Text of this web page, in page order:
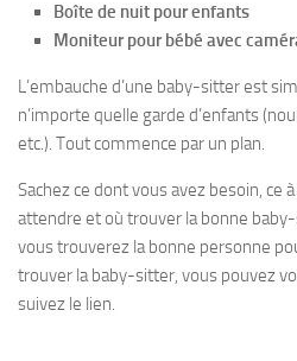
Boîte de nuit pour enfants
Moniteur pour bébé avec
L’embauche d’une baby-sitter est
n’importe quelle garde d’enfants
etc.). Tout commence par un plan.
Sachez ce dont vous avez besoin, ce
attendre et où trouver la bonne
vous trouverez la bonne personne
trouver la baby-sitter, vous pouvez
suivez le lien.